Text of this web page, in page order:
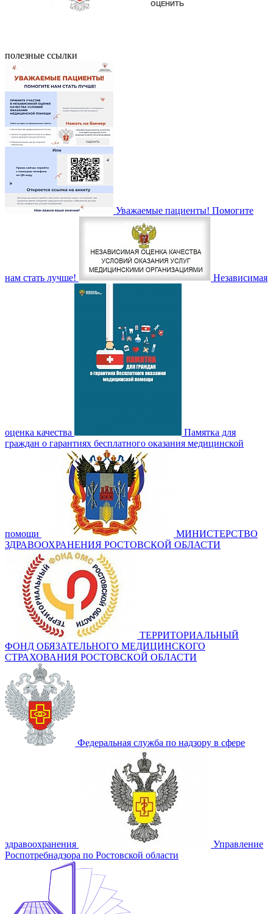
полезные ссылки
Уважаемые пациенты! Помогите
нам стать лучше! Независимая
оценка качества
Памятка для
граждан о гарантиях бесплатного оказания медицинской
помощи
МИНИСТЕРСТВО
ЗДРАВООХРАНЕНИЯ РОСТОВСКОЙ ОБЛАСТИ
ТЕРРИТОРИАЛЬНЫЙ
ФОНД ОБЯЗАТЕЛЬНОГО МЕДИЦИНСКОГО
СТРАХОВАНИЯ РОСТОВСКОЙ ОБЛАСТИ
Федеральная служба по надзору в сфере
здравоохранения
Управление
Роспотребнадзора по Ростовской области